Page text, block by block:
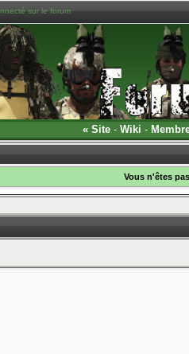
sur le forum
« Site - Wiki -
Vous n'êtes